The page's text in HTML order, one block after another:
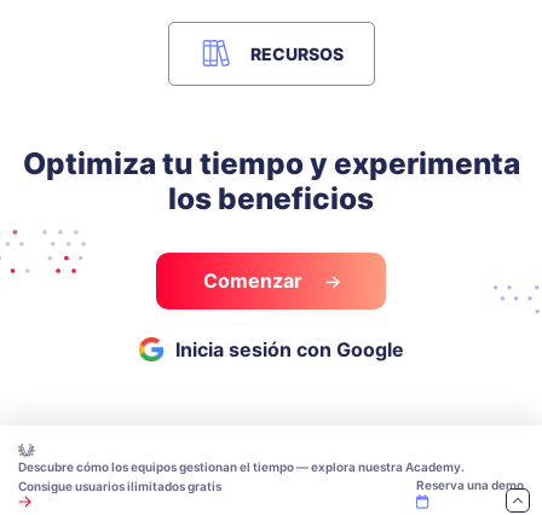
RECURSOS
Optimiza tu tiempo y experimenta
los beneficios
Comenzar
Inicia sesión con Google
Descubre cómo los equipos gestionan el tiempo — explora nuestra Academy.
Consigue usuarios ilimitados gratis
Reserva una demo